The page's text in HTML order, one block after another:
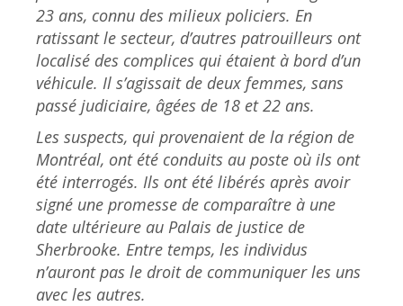
23 ans, connu des milieux policiers. En
ratissant le secteur, d’autres patrouilleurs ont
localisé des complices qui étaient à bord d’un
véhicule. Il s’agissait de deux femmes, sans
passé judiciaire, âgées de 18 et 22 ans.
Les suspects, qui provenaient de la région de
Montréal, ont été conduits au poste où ils ont
été interrogés. Ils ont été libérés après avoir
signé une promesse de comparaître à une
date ultérieure au Palais de justice de
Sherbrooke. Entre temps, les individus
n’auront pas le droit de communiquer les uns
avec les autres.